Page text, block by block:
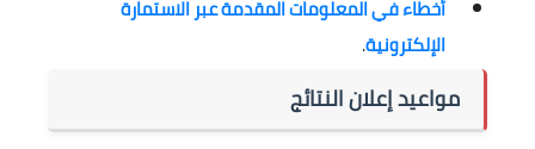
أخطاء في المعلومات المقدمة عبر الاستمارة
الإلكترونية.
مواعيد إعلان النتائج